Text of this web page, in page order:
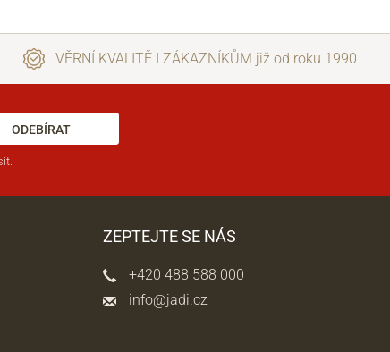
VĚRNÍ KVALITĚ I ZÁKAZNÍKŮM již od roku 1990
ODEBÍRAT
ZEPTEJTE SE NÁS
+420 488 588 000
info@jadi.cz